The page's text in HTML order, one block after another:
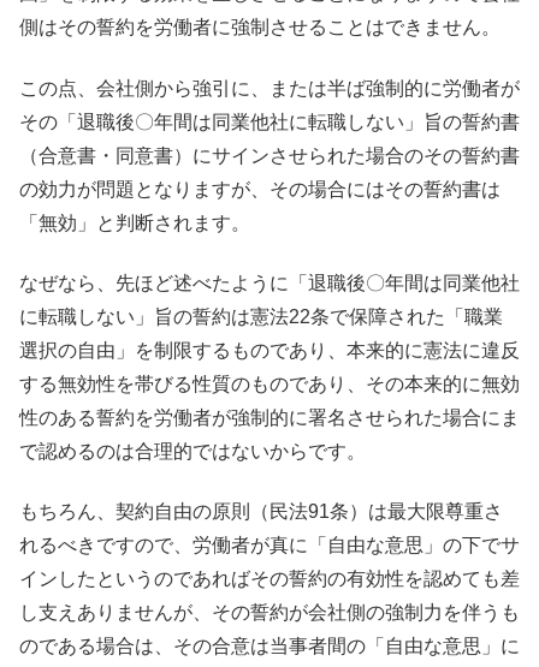
側はその誓約を労働者に強制させることはできません。
この点、会社側から強引に、または半ば強制的に労働者が
その「退職後〇年間は同業他社に転職しない」旨の誓約書
（合意書・同意書）にサインさせられた場合のその誓約書
の効力が問題となりますが、その場合にはその誓約書は
「無効」と判断されます。
なぜなら、先ほど述べたように「退職後〇年間は同業他社
に転職しない」旨の誓約は憲法22条で保障された「職業
選択の自由」を制限するものであり、本来的に憲法に違反
する無効性を帯びる性質のものであり、その本来的に無効
性のある誓約を労働者が強制的に署名させられた場合にま
で認めるのは合理的ではないからです。
もちろん、契約自由の原則（民法91条）は最大限尊重さ
れるべきですので、労働者が真に「自由な意思」の下でサ
インしたというのであればその誓約の有効性を認めても差
し支えありませんが、その誓約が会社側の強制力を伴うも
のである場合は、その合意は当事者間の「自由な意思」に